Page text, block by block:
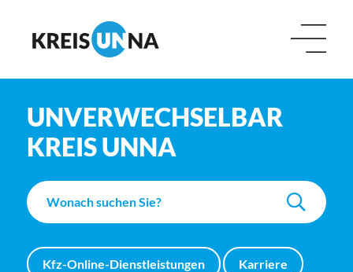
UNVERWECHSELBAR
KREIS UNNA
Kfz-Online-Dienstleistungen Karriere